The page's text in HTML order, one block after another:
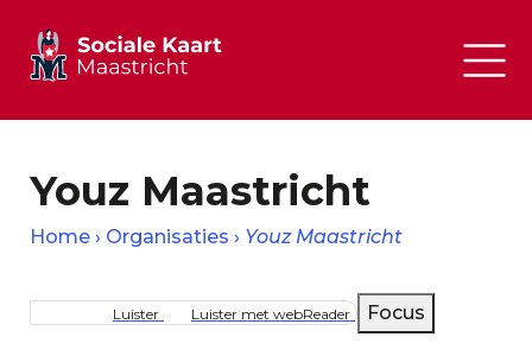
Youz Maastricht
Kruimelpad
Home Organisaties Youz Maastricht
Luister Luister met webReader Focus